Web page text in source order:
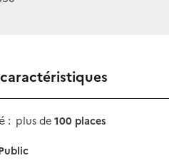
: plus de 100 places